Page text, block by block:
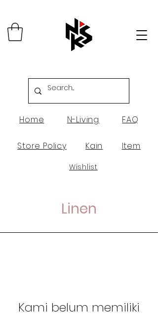
Home N-Living FAQ
Store Policy Kain Item
Wishlist
Linen
Kami belum memiliki